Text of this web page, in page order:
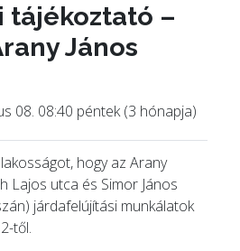
tájékoztató –
János
08. 08:40 péntek (3 hónapja)
hogy az Arany
Lajos utca és Simor János
járdafelújítási munkálatok
től.